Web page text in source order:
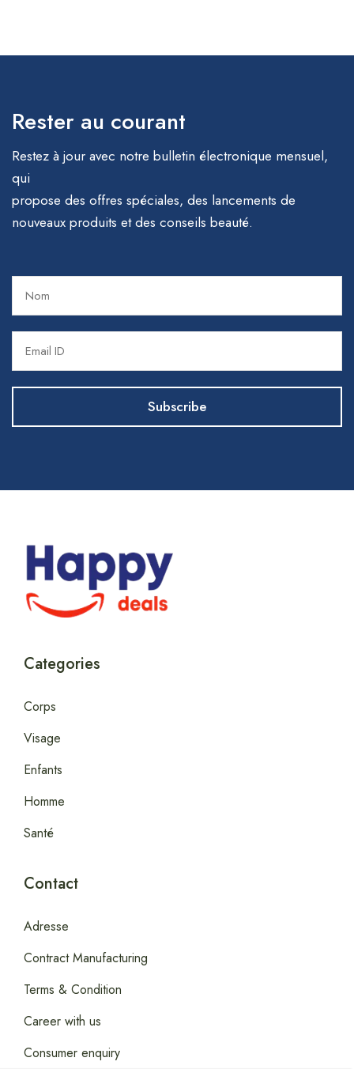
Rester au courant
Restez à jour avec notre bulletin électronique mensuel,
qui
propose des offres spéciales, des lancements de
nouveaux produits et des conseils beauté.
Categories
Corps
Visage
Enfants
Homme
Santé
Contact
Adresse
Contract Manufacturing
Terms & Condition
Career with us
Consumer enquiry